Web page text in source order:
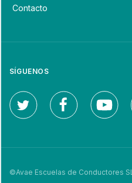
Contacto
SÍGUENOS
©Avae Escuelas de Conductores SL